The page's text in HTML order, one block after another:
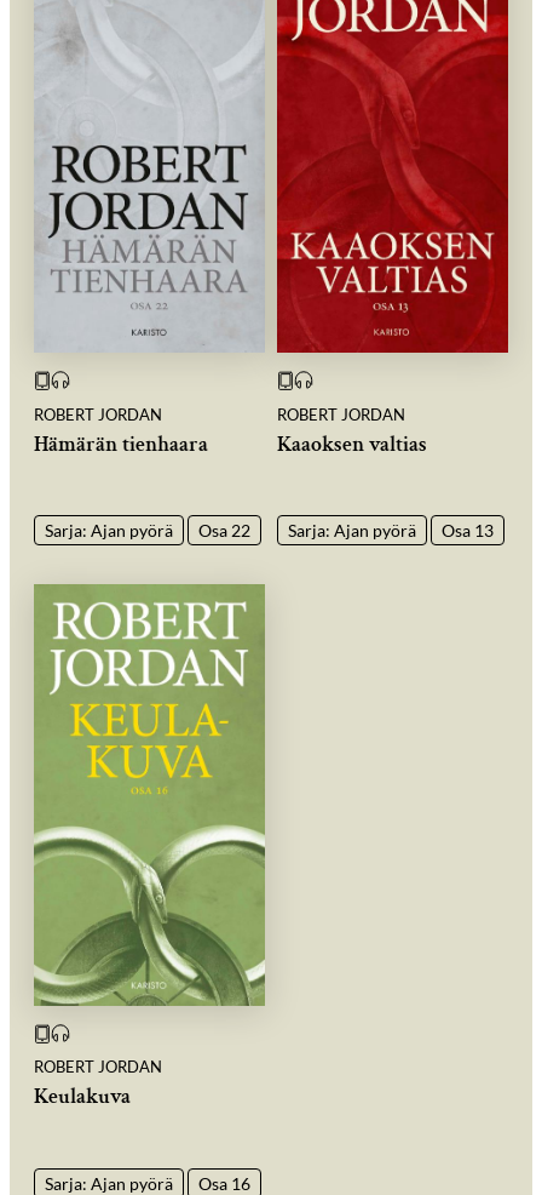
ROBERT JORDAN
Hämärän tienhaara
Sarja: Ajan pyörä Osa 22
ROBERT JORDAN
Kaaoksen valtias
Sarja: Ajan pyörä Osa 13
ROBERT JORDAN
Keulakuva
Sarja: Ajan pyörä Osa 16